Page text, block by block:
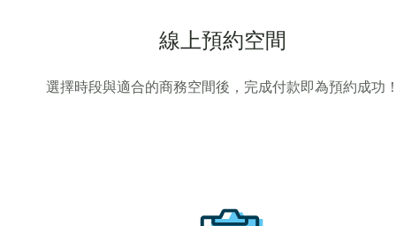
線上預約空間
選擇時段與適合的商務空間後，完成付款即為預約成功